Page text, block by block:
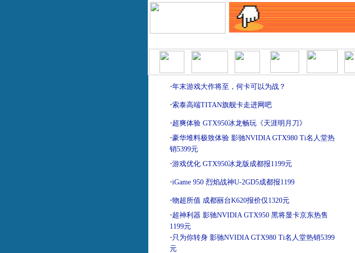
·年末游戏大作将至，何卡可以为战？
·索泰高端TITAN旗舰卡走进网吧
·超爽体验 GTX950冰龙畅玩《天涯明月刀》
·豪华堆料极致体验 影驰NVIDIA GTX980 Ti名人堂热
销5399元
·游戏优化 GTX950冰龙版成都报1199元
·iGame 950 烈焰战神U-2GD5成都报1199
·物超所值 成都丽台K620报价仅1320元
·超神利器 影驰NVIDIA GTX950 黑将显卡京东热售
1199元
·只为你转身 影驰NVIDIA GTX980 Ti名人堂热销5399
元